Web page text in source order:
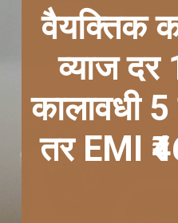
वैयक्तिक
व्याज
कालावधी
तर EMI